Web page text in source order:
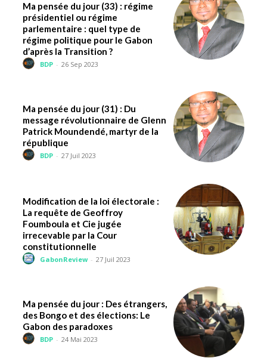
Ma pensée du jour (33) : régime
présidentiel ou régime
parlementaire : quel type de
régime politique pour le Gabon
d’après la Transition ?
BDP - 26 Sep 2023
Ma pensée du jour (31) : Du
message révolutionnaire de Glenn
Patrick Moundendé, martyr de la
république
BDP - 27 Juil 2023
Modification de la loi électorale :
La requête de Geoffroy
Foumboula et Cie jugée
irrecevable par la Cour
constitutionnelle
GabonReview - 27 Juil 2023
Ma pensée du jour : Des étrangers,
des Bongo et des élections: Le
Gabon des paradoxes
BDP - 24 Mai 2023